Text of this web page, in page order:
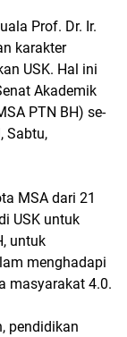
Prof. Dr. Ir.
karakter
USK. Hal ini
Akademik
PTN BH) se-
Sabtu,
MSA dari 21
USK untuk
untuk
menghadapi
masyarakat 4.0.
pendidikan